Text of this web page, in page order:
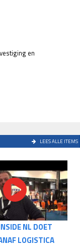
en
LEES ALLE ITEMS
NL DOET
LOGISTICA